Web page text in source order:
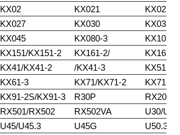
KX02 KX021
KX027 KX030
KX033
KX045 KX080-3
KX101/
KX151/KX151-2 KX161-2/
KX161-3
KX41/KX41-2 /KX41-3
KX51
KX61-3 KX71/KX71-2
KX71-3
KX91-2S/KX91-3 R30P
RX201
RX501/RX502 RX502VA
U30/
U45/U45.3 U45G
U50.3